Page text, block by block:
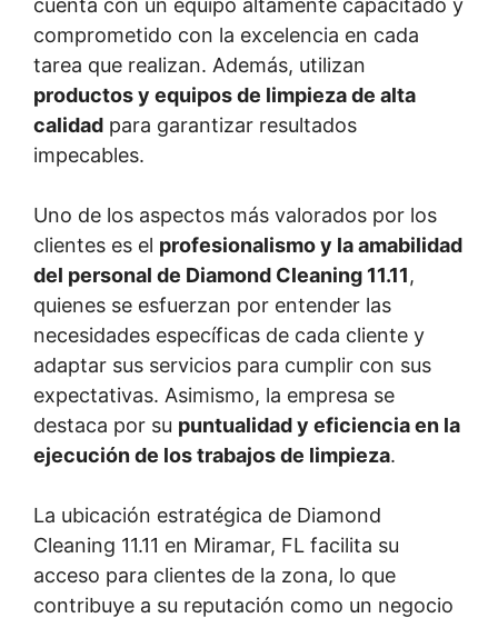
cuenta con un equipo altamente capacitado y
comprometido con la excelencia en cada
tarea que realizan. Además, utilizan
productos y equipos de limpieza de alta
calidad para garantizar resultados
impecables.
Uno de los aspectos más valorados por los
clientes es el profesionalismo y la amabilidad
del personal de Diamond Cleaning 11.11,
quienes se esfuerzan por entender las
necesidades específicas de cada cliente y
adaptar sus servicios para cumplir con sus
expectativas. Asimismo, la empresa se
destaca por su puntualidad y eficiencia en la
ejecución de los trabajos de limpieza.
La ubicación estratégica de Diamond
Cleaning 11.11 en Miramar, FL facilita su
acceso para clientes de la zona, lo que
contribuye a su reputación como un negocio